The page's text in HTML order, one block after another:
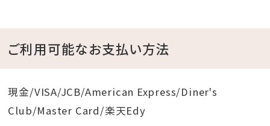
ご利用可能なお支払い方法
現金/VISA/JCB/American Express/Diner's
Club/Master Card/楽天Edy